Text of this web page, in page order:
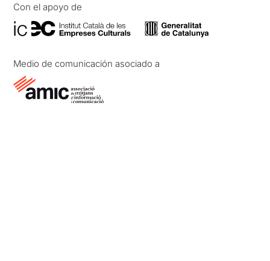
Con el apoyo de
Medio de comunicación asociado a